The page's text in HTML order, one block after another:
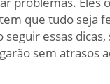
que tudo seja
essas dicas,
sem atrasos